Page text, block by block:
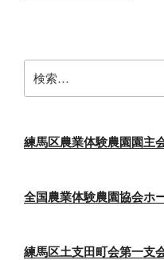
索:
練馬区農業体験農園園主
全国農業体験農園協会ホ
練馬区土支田町会第一支